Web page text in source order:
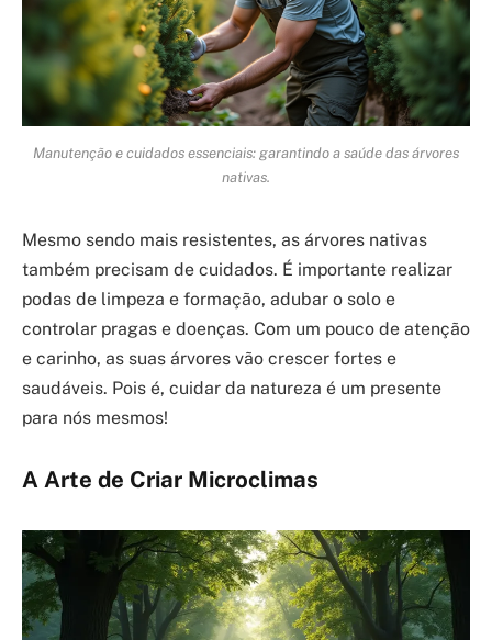
Manutenção e cuidados essenciais: garantindo a saúde das árvores
nativas.
Mesmo sendo mais resistentes, as árvores nativas
também precisam de cuidados. É importante realizar
podas de limpeza e formação, adubar o solo e
controlar pragas e doenças. Com um pouco de atenção
e carinho, as suas árvores vão crescer fortes e
saudáveis. Pois é, cuidar da natureza é um presente
para nós mesmos!
A Arte de Criar Microclimas